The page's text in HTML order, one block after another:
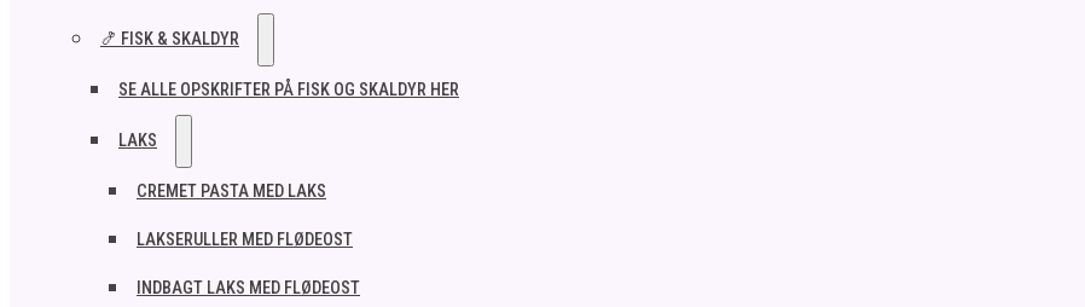
🍤 FISK & SKALDYR
SE ALLE OPSKRIFTER PÅ FISK OG SKALDYR HER
LAKS
CREMET PASTA MED LAKS
LAKSERULLER MED FLØDEOST
INDBAGT LAKS MED FLØDEOST